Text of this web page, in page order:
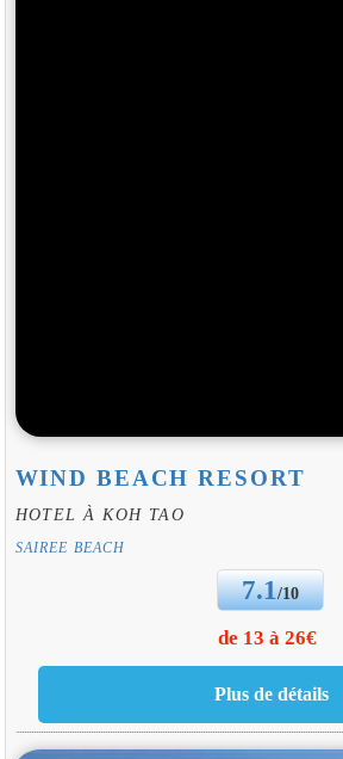
WIND BEACH RESORT
HOTEL À KOH TAO
SAIREE BEACH
7.1/10
de 13 à 26€